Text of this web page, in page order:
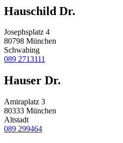
Hauschild Dr.
Josephsplatz 4
80798 München
Schwabing
089 2713111
Hauser Dr.
Amiraplatz 3
80333 München
Altstadt
089 299464